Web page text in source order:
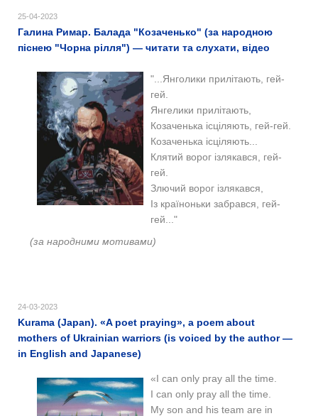
25-04-2023
Галина Римар. Балада "Козаченько" (за народною
піснею "Чорна рілля") — читати та слухати, відео
"...Янголики прилітають, гей-
гей.
Янгелики прилітають,
Козаченька ісціляють, гей-гей.
Козаченька ісціляють...
Клятий ворог ізлякався, гей-
гей.
Злючий ворог ізлякався,
Із країноньки забрався, гей-
гей..."
(за народними мотивами)
24-03-2023
Kurama (Japan). «A poet praying», a poem about
mothers of Ukrainian warriors (is voiced by the author —
in English and Japanese)
«I can only pray all the time.
I can only pray all the time.
My son and his team are in